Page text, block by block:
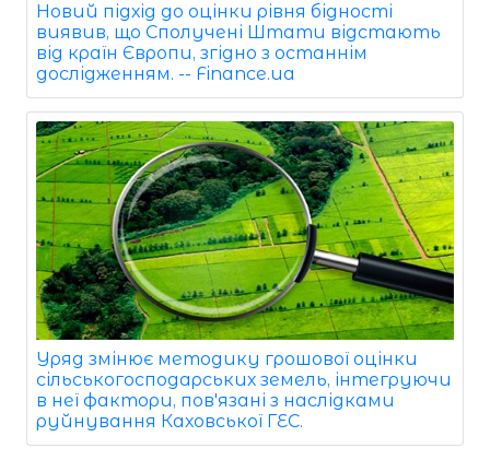
Новий підхід до оцінки рівня бідності
виявив, що Сполучені Штати відстають
від країн Європи, згідно з останнім
дослідженням. -- Finance.ua
Уряд змінює методику грошової оцінки
сільськогосподарських земель, інтегруючи
в неї фактори, пов'язані з наслідками
руйнування Каховської ГЕС.